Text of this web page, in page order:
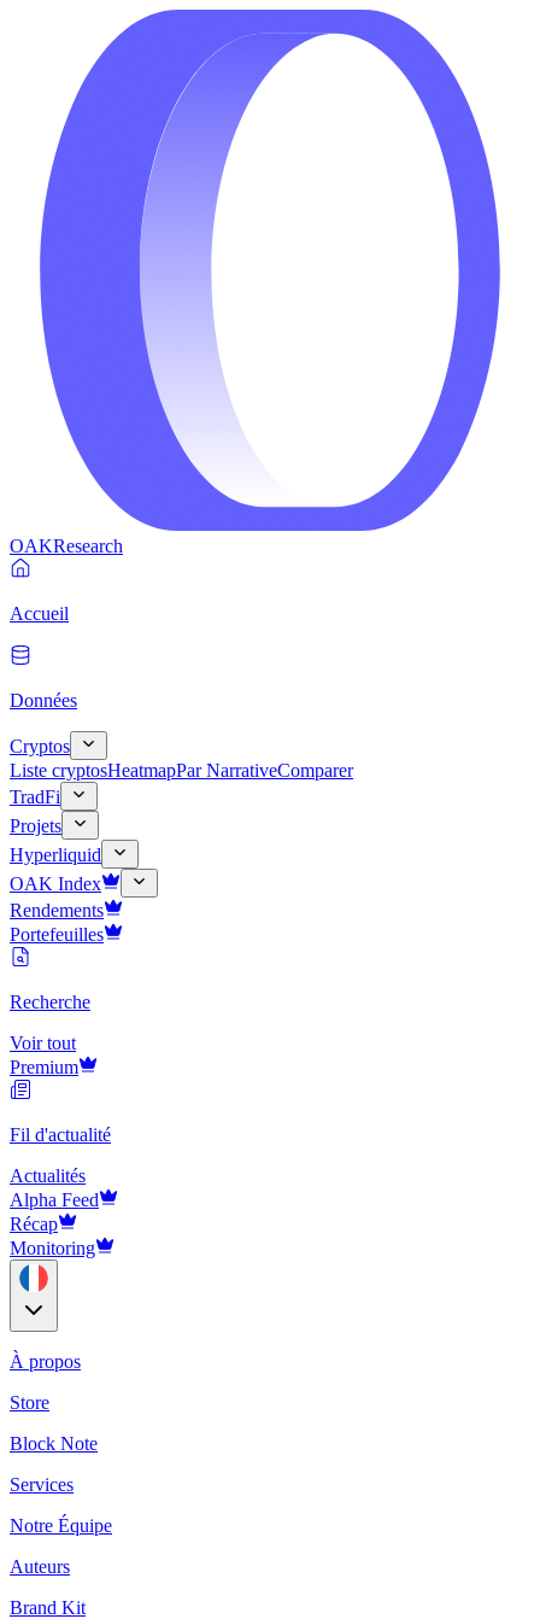
OAKResearch
Accueil
Données
Cryptos
Liste cryptosHeatmapPar NarrativeComparer
TradFi
Projets
Hyperliquid
OAK Index
Rendements
Portefeuilles
Recherche
Voir tout
Premium
Fil d'actualité
Actualités
Alpha Feed
Récap
Monitoring
À propos
Store
Block Note
Services
Notre Équipe
Auteurs
Brand Kit